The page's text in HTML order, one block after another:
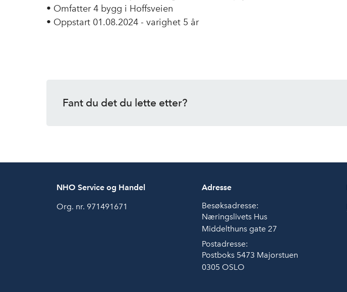
• Omfatter 4 bygg i Hoffsveien
• Oppstart 01.08.2024 - varighet 5 år
Fant du det du lette etter?
NHO Service og Handel
Org. nr. 971491671
Adresse
Besøksadresse:
Næringslivets Hus
Middelthuns gate 27
Postadresse:
Postboks 5473 Majorstuen
0305 OSLO